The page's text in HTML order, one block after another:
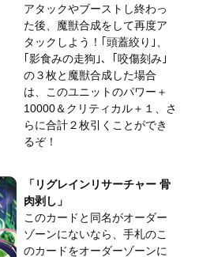
アタックやブーストし終わっ
た後、魔獣合成をして再度ア
タックしよう！｢頭蓋絞り｣、
｢影食みの走狗｣、｢咬傷刻み｣
の３枚と魔獣合成した場合
は、このユニットのパワー＋
10000＆クリティカル＋１、さ
らに合計２枚引くことができ
るぞ！
「リグレインリサーチャー 骨
肉剥し」
このカードと同名がオーダー
ゾーンにないなら、手札のこ
のカードをオーダーゾーンに